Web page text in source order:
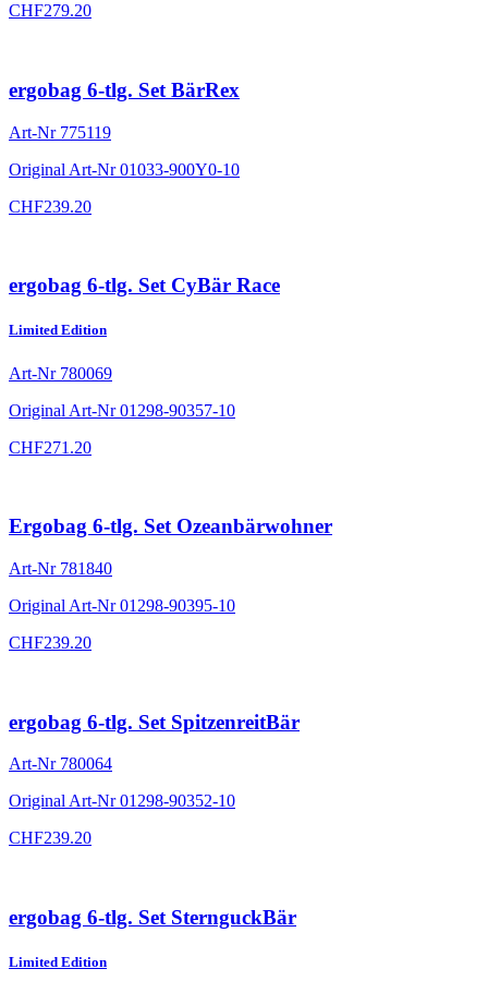
CHF279.20
ergobag 6-tlg. Set BärRex
Art-Nr 775119
Original Art-Nr01033-900Y0-10
CHF239.20
ergobag 6-tlg. Set CyBär Race
Limited Edition
Art-Nr 780069
Original Art-Nr01298-90357-10
CHF271.20
Ergobag 6-tlg. Set Ozeanbärwohner
Art-Nr 781840
Original Art-Nr01298-90395-10
CHF239.20
ergobag 6-tlg. Set SpitzenreitBär
Art-Nr 780064
Original Art-Nr01298-90352-10
CHF239.20
ergobag 6-tlg. Set SternguckBär
Limited Edition